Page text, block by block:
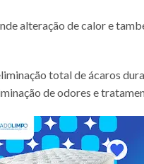
alteração de calor e
total de ácaros
de odores e